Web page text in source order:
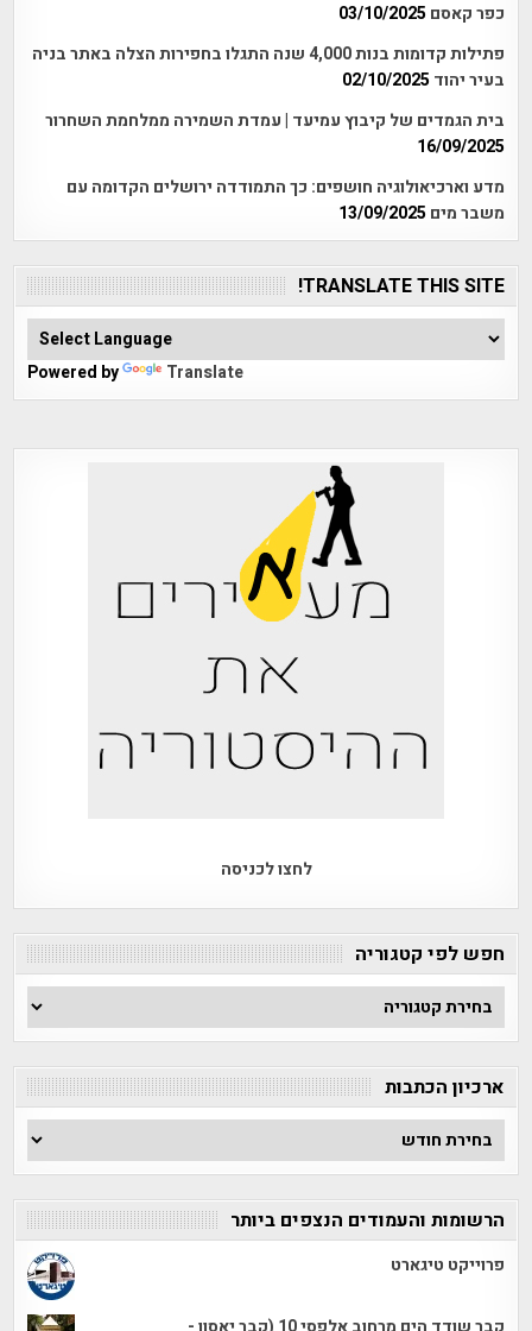
כפר קאסם 03/10/2025
פתילות קדומות בנות 4,000 שנה התגלו בחפירות הצלה באתר בניה
בעיר יהוד 02/10/2025
בית הגמדים של קיבוץ עמיעד | עמדת השמירה ממלחמת השחרור
16/09/2025
מדע וארכיאולוגיה חושפים: כך התמודדה ירושלים הקדומה עם
משבר מים 13/09/2025
TRANSLATE THIS SITE!
Powered by Translate
לחצו לכניסה
חפש לפי קטגוריה
חפש
לפי
ארכיון הכתבות
ארכיון
הכתבות
הרשומות והעמודים הנצפים ביותר
פרוייקט טיגארט